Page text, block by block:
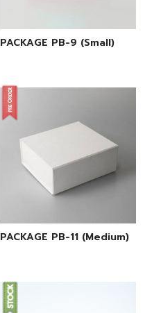
PACKAGE PB-9 (Small)
PACKAGE PB-11 (Medium)